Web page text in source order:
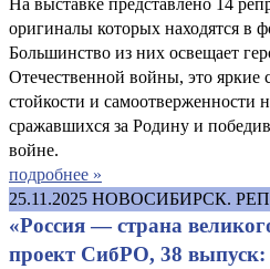
На выставке представлено 14
оригиналы которых находятся в
Большинство из них освещает
Отечественной войны, это яркие
стойкости и самоотверженности
сражавшихся за Родину и
войне.
подробнее »
25.11.2025 НОВОСИБИРСК.
«Россия — страна
проект СибРО, 38 выпуск: